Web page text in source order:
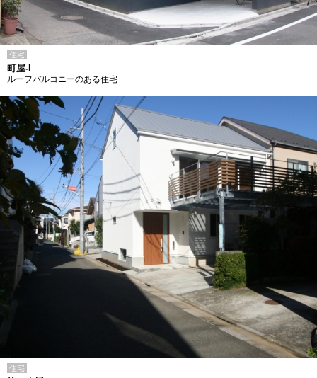
住宅
町屋-I
ルーフバルコニーのある住宅
住宅